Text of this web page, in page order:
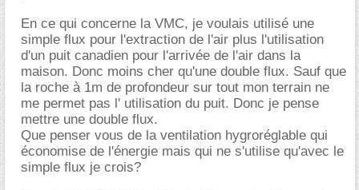
En ce qui concerne la VMC, je voulais utilisé une
simple flux pour l'extraction de l'air plus l'utilisation
d'un puit canadien pour l'arrivée de l'air dans la
maison. Donc moins cher qu'une double flux. Sauf que
la roche à 1m de profondeur sur tout mon terrain ne
me permet pas l' utilisation du puit. Donc je pense
mettre une double flux.
Que penser vous de la ventilation hygroréglable qui
économise de l'énergie mais qui ne s'utilise qu'avec le
simple flux je crois?